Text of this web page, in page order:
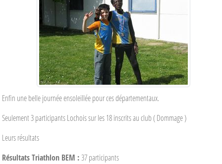
Enfin une belle journée ensoleillée pour ces départementaux.
Seulement 3 participants Lochois sur les 18 inscrits au club ( Dommage )
Leurs résultats
Résultats Triathlon BEM : 37 participants